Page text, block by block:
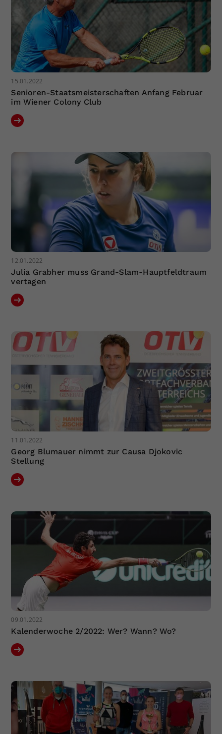
15.01.2022
Senioren-Staatsmeisterschaften Anfang Februar
im Wiener Colony Club
12.01.2022
Julia Grabher muss Grand-Slam-Hauptfeldtraum
vertagen
11.01.2022
Georg Blumauer nimmt zur Causa Djokovic
Stellung
09.01.2022
Kalenderwoche 2/2022: Wer? Wann? Wo?